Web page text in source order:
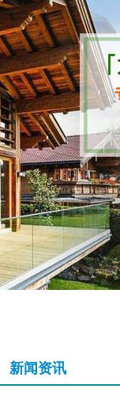
新闻资讯